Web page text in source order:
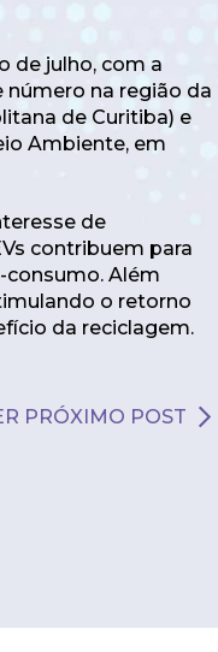
de julho, com a
número na região da
de Curitiba) e
Ambiente, em
de
contribuem para
Além
o retorno
da reciclagem.
PRÓXIMO POST